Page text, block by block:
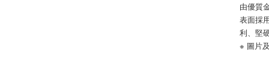
由優質
表面採
利、堅
※ 圖片